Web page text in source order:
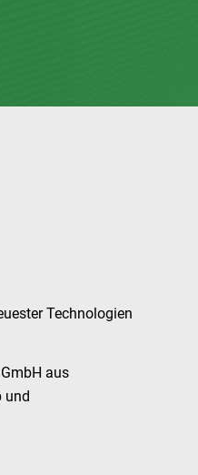
Technologien
aus
und